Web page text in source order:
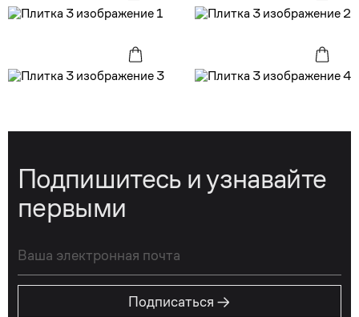
Подпишитесь и узнавайте
первыми
Подписаться →